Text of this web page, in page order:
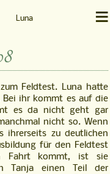
Luna ≡
Feldtest. Luna hatte
Bei ihr kommt es auf die
es da nicht geht gar
nicht so. Wenn
ihrerseits zu deutlichen
für den Feldtest
Fahrt kommt, ist sie
Tanja einen Teil der